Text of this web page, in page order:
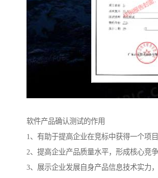
软件产品确认测试的作用
1、有助于提高企业在竞标中获得一个项目
2、提高企业产品质量水平，形成核心竞
3、展示企业发展自身产品信息技术实力